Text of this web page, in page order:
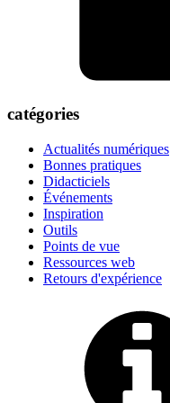
catégories
Actualités numériques
Bonnes pratiques
Didacticiels
Événements
Inspiration
Outils
Points de vue
Ressources web
Retours d'expérience